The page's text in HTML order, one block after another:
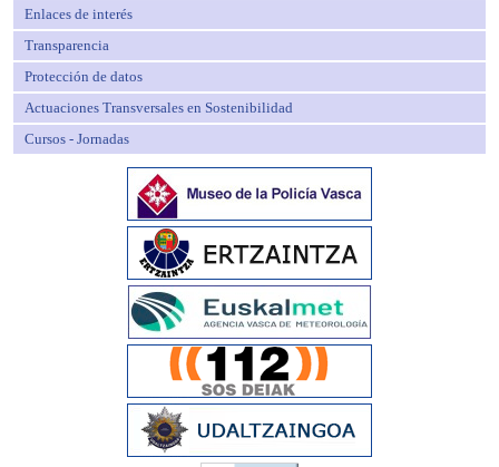
Enlaces de interés
Transparencia
Protección de datos
Actuaciones Transversales en Sostenibilidad
Cursos - Jornadas